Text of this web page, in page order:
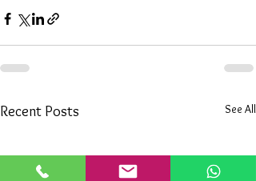
Recent Posts See All